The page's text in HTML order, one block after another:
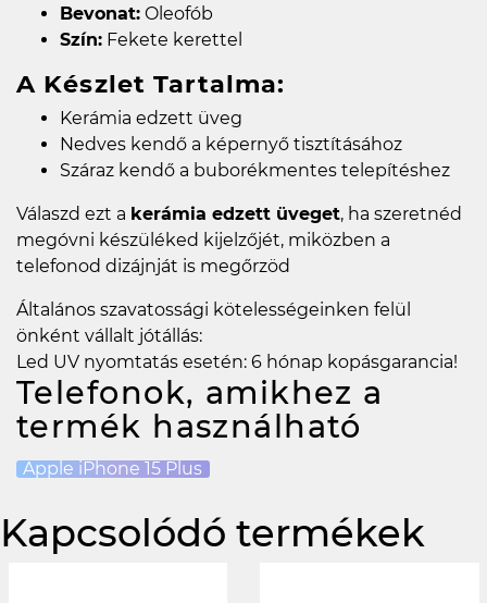
Bevonat: Oleofób
Szín: Fekete kerettel
A Készlet Tartalma:
Kerámia edzett üveg
Nedves kendő a képernyő tisztításához
Száraz kendő a buborékmentes telepítéshez
Válaszd ezt a kerámia edzett üveget, ha szeretnéd
megóvni készüléked kijelzőjét, miközben a
telefonod dizájnját is megőrzöd
Általános szavatossági kötelességeinken felül
önként vállalt jótállás:
Led UV nyomtatás esetén: 6 hónap kopásgarancia!
Telefonok, amikhez a
termék használható
Apple iPhone 15 Plus
Kapcsolódó termékek